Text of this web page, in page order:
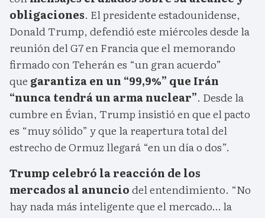
obligaciones. El presidente estadounidense,
Donald Trump, defendió este miércoles desde la
reunión del G7 en Francia que el memorando
firmado con Teherán es “un gran acuerdo”
que garantiza en un “99,9%” que Irán
“nunca tendrá un arma nuclear”. Desde la
cumbre en Évian, Trump insistió en que el pacto
es “muy sólido” y que la reapertura total del
estrecho de Ormuz llegará “en un día o dos”.
Trump celebró la reacción de los
mercados al anunciodel entendimiento. “No
hay nada más inteligente que el mercado… la